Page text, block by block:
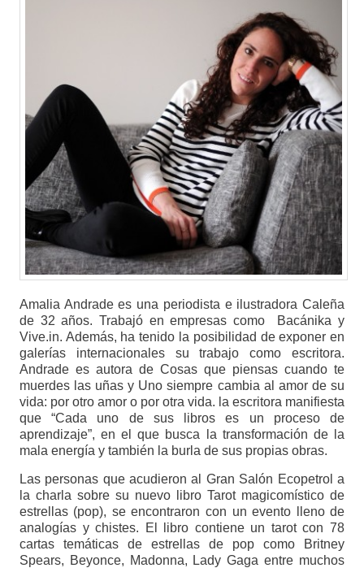
Amalia Andrade es una periodista e ilustradora Caleña
de 32 años. Trabajó en empresas como Bacánika y
Vive.in. Además, ha tenido la posibilidad de exponer en
galerías internacionales su trabajo como escritora.
Andrade es autora de Cosas que piensas cuando te
muerdes las uñas y Uno siempre cambia al amor de su
vida: por otro amor o por otra vida. la escritora manifiesta
que “Cada uno de sus libros es un proceso de
aprendizaje”, en el que busca la transformación de la
mala energía y también la burla de sus propias obras.
Las personas que acudieron al Gran Salón Ecopetrol a
la charla sobre su nuevo libro Tarot magicomístico de
estrellas (pop), se encontraron con un evento lleno de
analogías y chistes. El libro contiene un tarot con 78
cartas temáticas de estrellas de pop como Britney
Spears, Beyonce, Madonna, Lady Gaga entre muchos